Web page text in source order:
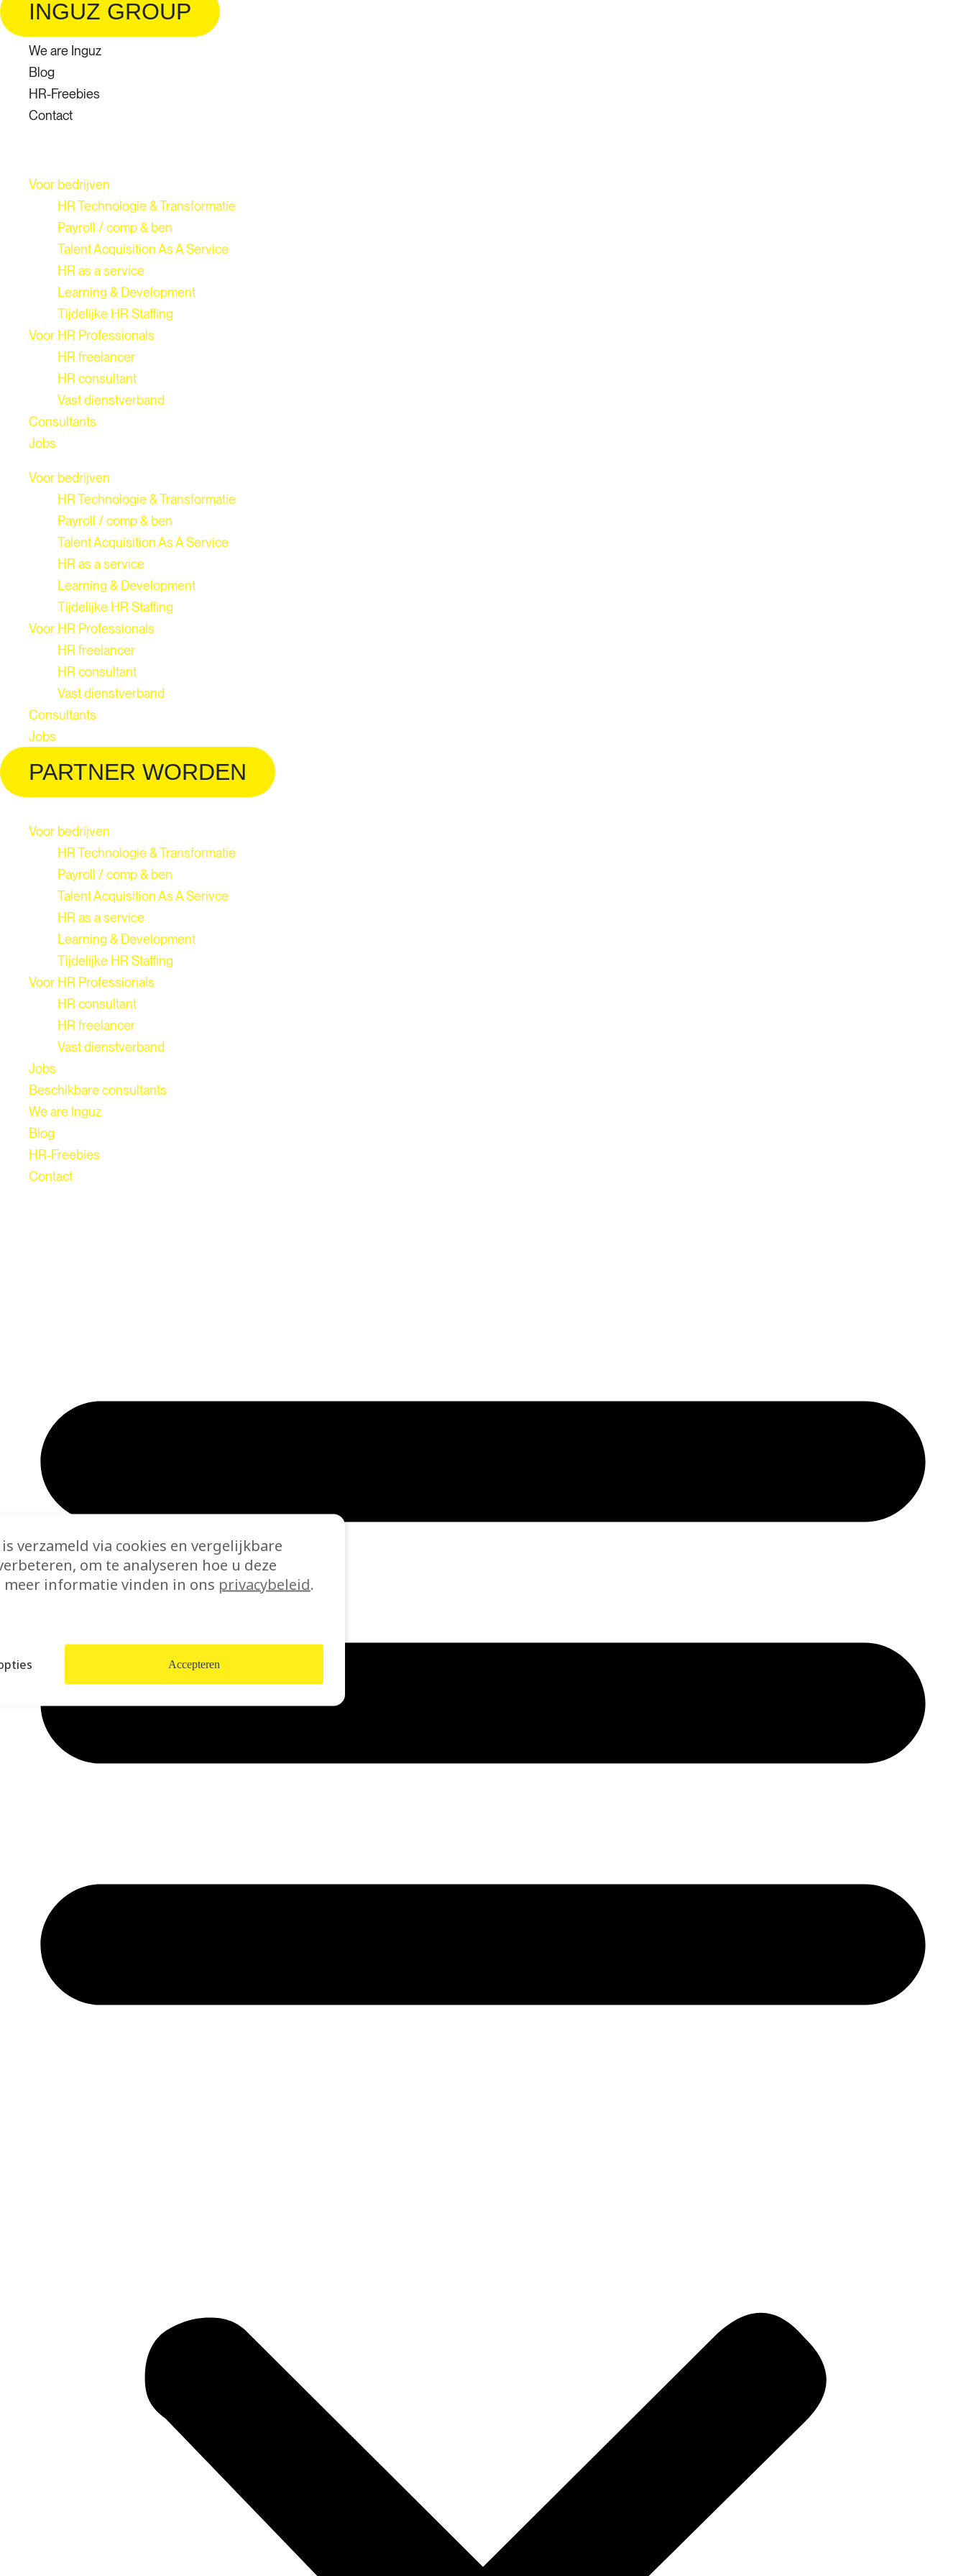
INGUZ GROUP
We are Inguz
Blog
HR-Freebies
Contact
Voor bedrijven
HR Technologie & Transformatie
Payroll / comp & ben
Talent Acquisition As A Service
HR as a service
Learning & Development
Tijdelijke HR Staffing
Voor HR Professionals
HR freelancer
HR consultant
Vast dienstverband
Consultants
Jobs
Voor bedrijven
HR Technologie & Transformatie
Payroll / comp & ben
Talent Acquisition As A Service
HR as a service
Learning & Development
Tijdelijke HR Staffing
Voor HR Professionals
HR freelancer
HR consultant
Vast dienstverband
Consultants
Jobs
PARTNER WORDEN
Voor bedrijven
HR Technologie & Transformatie
Payroll / comp & ben
Talent Acquisition As A Serivce
HR as a service
Learning & Development
Tijdelijke HR Staffing
Voor HR Professionals
HR consultant
HR freelancer
Vast dienstverband
Jobs
Beschikbare consultants
We are Inguz
Blog
HR-Freebies
Contact
verzameld via cookies en vergelijkbare
om te analyseren hoe u deze
informatie vinden in ons privacybeleid.
Accepteren